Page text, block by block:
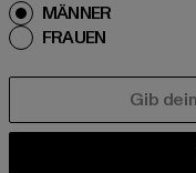
MÄNNER
FRAUEN